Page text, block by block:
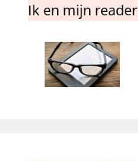
Ik en mijn reader